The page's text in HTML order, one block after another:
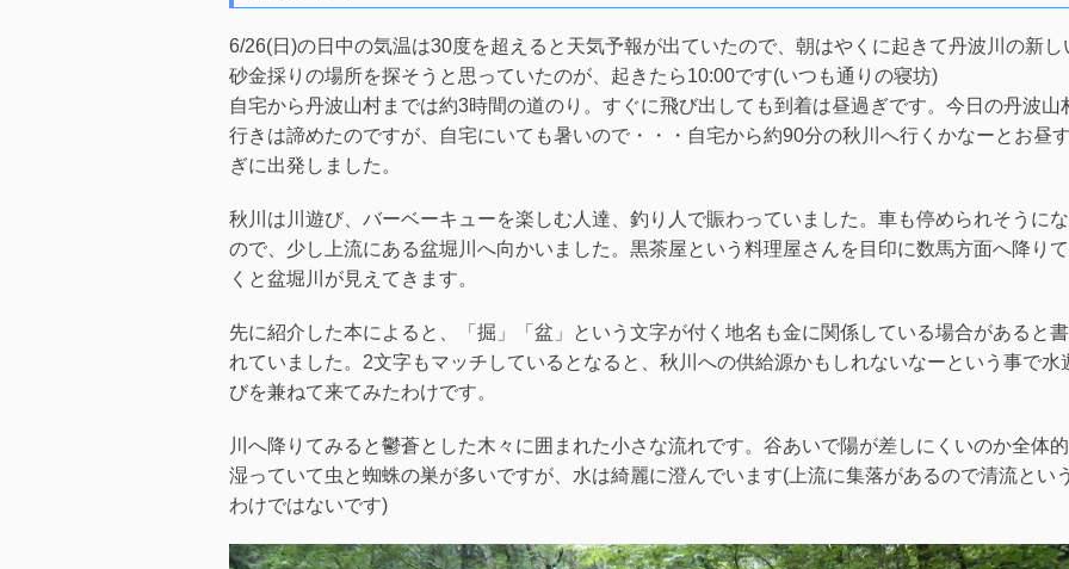
6/26(日)の日中の気温は30度を超えると天気予報が出ていたので、朝はやくに起きて丹波川の新し
砂金採りの場所を探そうと思っていたのが、起きたら10:00です(いつも通りの寝坊)
自宅から丹波山村までは約3時間の道のり。すぐに飛び出しても到着は昼過ぎです。今日の丹波山
行きは諦めたのですが、自宅にいても暑いので・・・自宅から約90分の秋川へ行くかなーとお昼す
ぎに出発しました。
秋川は川遊び、バーベーキューを楽しむ人達、釣り人で賑わっていました。車も停められそうに
ので、少し上流にある盆堀川へ向かいました。黒茶屋という料理屋さんを目印に数馬方面へ降り
くと盆堀川が見えてきます。
先に紹介した本によると、「掘」「盆」という文字が付く地名も金に関係している場合があると
れていました。2文字もマッチしているとなると、秋川への供給源かもしれないなーという事で水
びを兼ねて来てみたわけです。
川へ降りてみると鬱蒼とした木々に囲まれた小さな流れです。谷あいで陽が差しにくいのか全体
湿っていて虫と蜘蛛の巣が多いですが、水は綺麗に澄んでいます(上流に集落があるので清流という
わけではないです)